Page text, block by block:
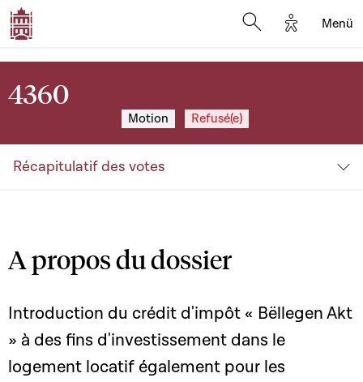
Options
Menü
4360
Motion Refusé(e)
Récapitulatif des votes
A propos du dossier
Introduction du crédit d'impôt « Bëllegen Akt
» à des fins d'investissement dans le
logement locatif également pour les